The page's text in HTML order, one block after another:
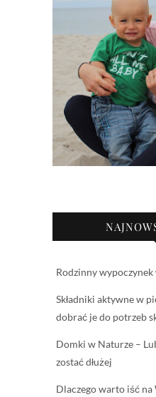
Rodzinny wypoczynek
Składniki aktywne w
dobrać je do potrzeb
Domki w Naturze –
zostać dłużej
Dlaczego warto iść na